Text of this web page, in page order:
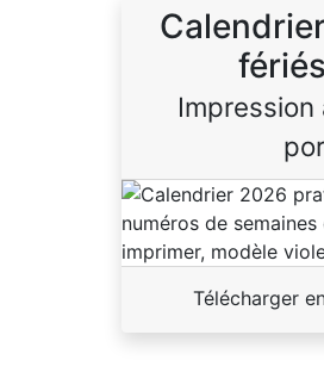
Impression
Télécharger